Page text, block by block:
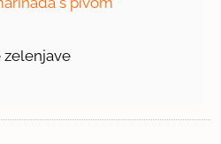
zelenjave